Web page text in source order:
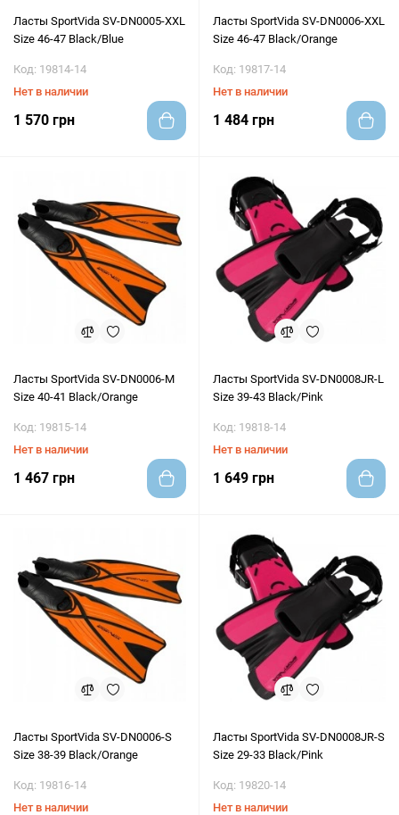
Ласты SportVida SV-DN0005-XXL
Size 46-47 Black/Blue
Код: 19814-14
Нет в наличии
1 570 грн
Ласты SportVida SV-DN0006-XXL
Size 46-47 Black/Orange
Код: 19817-14
Нет в наличии
1 484 грн
Ласты SportVida SV-DN0006-M
Size 40-41 Black/Orange
Код: 19815-14
Нет в наличии
1 467 грн
Ласты SportVida SV-DN0008JR-L
Size 39-43 Black/Pink
Код: 19818-14
Нет в наличии
1 649 грн
Ласты SportVida SV-DN0006-S
Size 38-39 Black/Orange
Код: 19816-14
Нет в наличии
Ласты SportVida SV-DN0008JR-S
Size 29-33 Black/Pink
Код: 19820-14
Нет в наличии